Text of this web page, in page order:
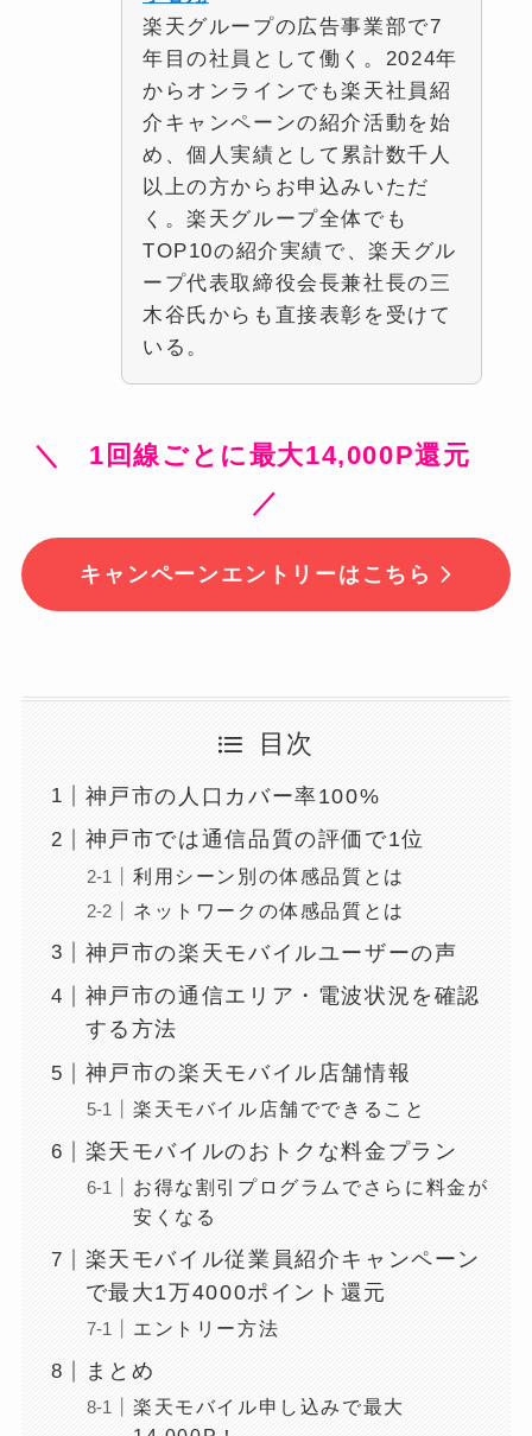
楽天グループの広告事業部で7
年目の社員として働く。2024年
からオンラインでも楽天社員紹
介キャンペーンの紹介活動を始
め、個人実績として累計数千人
以上の方からお申込みいただ
く。楽天グループ全体でも
TOP10の紹介実績で、楽天グル
ープ代表取締役会長兼社長の三
木谷氏からも直接表彰を受けて
いる。
＼ 1回線ごとに最大14,000P還元
／
キャンペーンエントリーはこちら
目次
神戸市の人口カバー率100%
神戸市では通信品質の評価で1位
利用シーン別の体感品質とは
ネットワークの体感品質とは
神戸市の楽天モバイルユーザーの声
神戸市の通信エリア・電波状況を確認
する方法
神戸市の楽天モバイル店舗情報
楽天モバイル店舗でできること
楽天モバイルのおトクな料金プラン
お得な割引プログラムでさらに料金が
安くなる
楽天モバイル従業員紹介キャンペーン
で最大1万4000ポイント還元
エントリー方法
まとめ
楽天モバイル申し込みで最大